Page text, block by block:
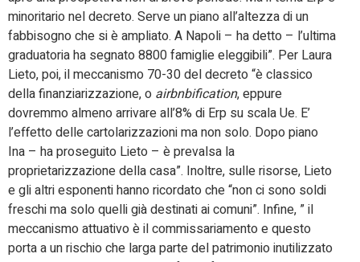
minoritario nel decreto. Serve un piano all’altezza di un
fabbisogno che si è ampliato. A Napoli – ha detto – l’ultima
graduatoria ha segnato 8800 famiglie eleggibili”. Per Laura
Lieto, poi, il meccanismo 70-30 del decreto “è classico
della finanziarizzazione, o airbnbification, eppure
dovremmo almeno arrivare all’8% di Erp su scala Ue. E’
l’effetto delle cartolarizzazioni ma non solo. Dopo piano
Ina – ha proseguito Lieto – è prevalsa la
proprietarizzazione della casa”. Inoltre, sulle risorse, Lieto
e gli altri esponenti hanno ricordato che “non ci sono soldi
freschi ma solo quelli già destinati ai comuni”. Infine, ” il
meccanismo attuativo è il commissariamento e questo
porta a un rischio che larga parte del patrimonio inutilizzato